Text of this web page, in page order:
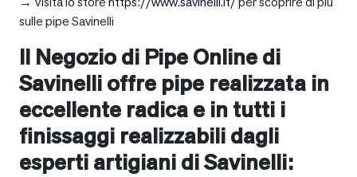
sulle pipe Savinelli
Il Negozio di Pipe Online di
Savinelli offre pipe realizzata in
eccellente radica e in tutti i
finissaggi realizzabili dagli
esperti artigiani di Savinelli: